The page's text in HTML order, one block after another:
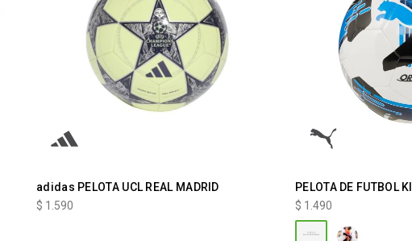
adidas PELOTA UCL REAL MADRID
$ 1.590
PELOTA DE FUTBOL
$ 1.490